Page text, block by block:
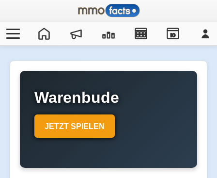
IO
Warenbude
JETZT SPIELEN